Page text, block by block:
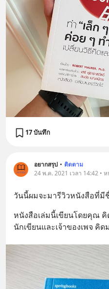
17 บันทึก
อยากสรุป • ติดตาม
24 พ.ค. 2021 เวลา 14:42 •
วันนี้ผมจะมารีวิวหนังสือที่มีชื่
หนังสือเล่มนี้เขียนโดยคุณ
นักเขียนและเจ้าของเพจ คิด